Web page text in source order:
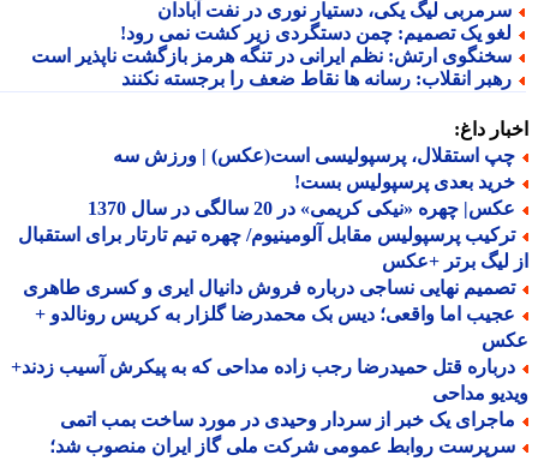
لیگ یکی، دستیار نوری در نفت آبادان
یک تصمیم: چمن دستگردی زیر کشت نمی رود!
ارتش: نظم ایرانی در تنگه هرمز بازگشت ناپذیر است
انقلاب: رسانه ها نقاط ضعف را برجسته نکنند
داغ:
استقلال، پرسپولیسی است(عکس) | ورزش سه
بعدی پرسپولیس بست!
چهره «نیکی کریمی» در 20 سالگی در سال 1370
پرسپولیس مقابل آلومینیوم/ چهره تیم تارتار برای استقبال
لیگ برتر +عکس
نهایی نساجی درباره فروش دانیال ایری و کسری طاهری
اما واقعی؛ دیس بک محمدرضا گلزار به کریس رونالدو +
قتل حمیدرضا رجب زاده مداحی که به پیکرش آسیب زدند+
مداحی
یک خبر از سردار وحیدی در مورد ساخت بمب اتمی
روابط عمومی شرکت ملی گاز ایران منصوب شد؛